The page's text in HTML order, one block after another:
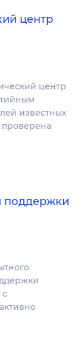
центр
центр
известных
поддержки
с